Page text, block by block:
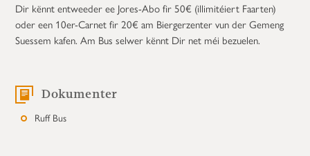
Dir kënnt entweeder ee Jores-Abo fir 50€ (illimitéiert Faarten)
oder een 10er-Carnet fir 20€ am Biergerzenter vun der Gemeng
Suessem kafen. Am Bus selwer kënnt Dir net méi bezuelen.
Dokumenter
Ruff Bus